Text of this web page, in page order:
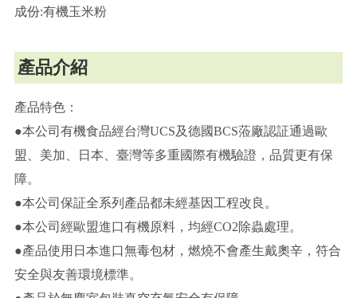
成份:有機玉米粉
產品介紹
產品特色：
●本公司有機食品經台灣UCS及德國BCS蒞廠認証通過歐
盟、美加、日本、臺灣等多重國際有機驗證，品質更有保
障。
●本公司保証全系列產品都未經基因工程改良。
●本公司經歐盟進口有機原料，均經CO2除蟲處理。
●產品使用日本進口無毒包材，燃燒不會產生戴奧辛，符合
安全與友善環境標準。